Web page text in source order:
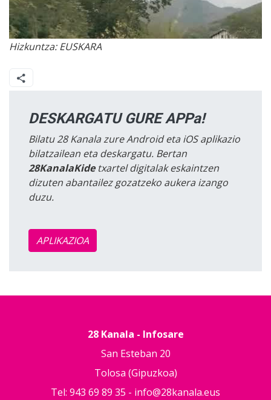
Hizkuntza:EUSKARA
DESKARGATU GURE APPa!
Bilatu 28 Kanala zure Android eta iOS aplikazio
bilatzailean eta deskargatu. Bertan
28KanalaKidetxartel digitalak eskaintzen
dizuten abantailez gozatzeko aukera izango
duzu.
APLIKAZIOA
28 Kanala - Infosare
San Esteban 20
Tolosa (Gipuzkoa)
Tel: 943 69 89 35 - info@28kanala.eus